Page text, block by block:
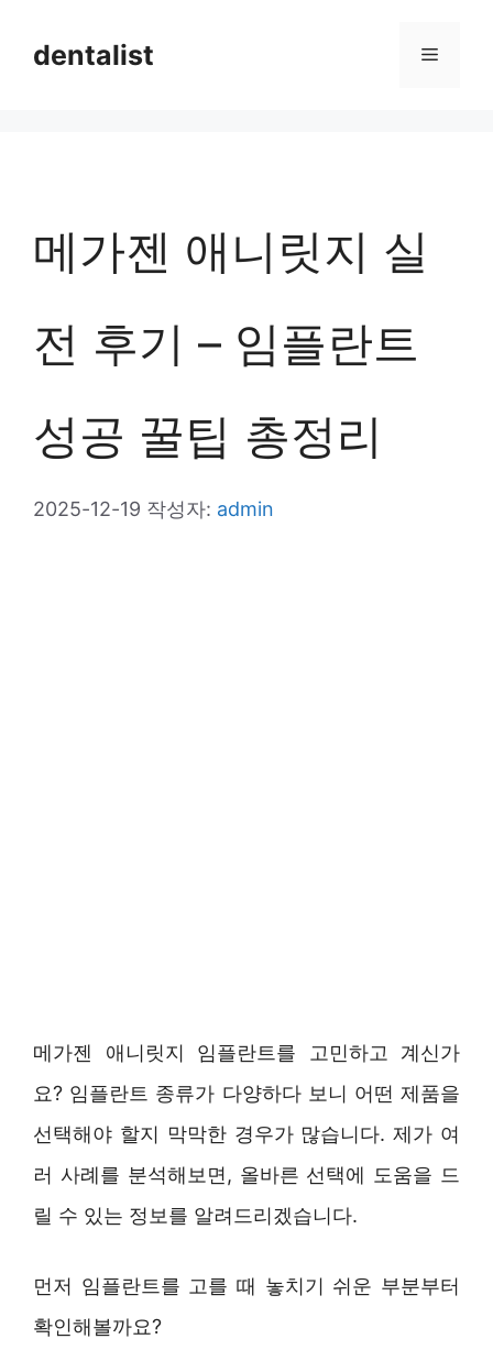
dentalist 메
메가젠 애니릿지 실
전 후기 – 임플란트
성공 꿀팁 총정리
2025-12-19 작성자: admin
메가젠 애니릿지 임플란트를 고민하고 계신가
요? 임플란트 종류가 다양하다 보니 어떤 제품을
선택해야 할지 막막한 경우가 많습니다. 제가 여
러 사례를 분석해보면, 올바른 선택에 도움을 드
릴 수 있는 정보를 알려드리겠습니다.
먼저 임플란트를 고를 때 놓치기 쉬운 부분부터
확인해볼까요?